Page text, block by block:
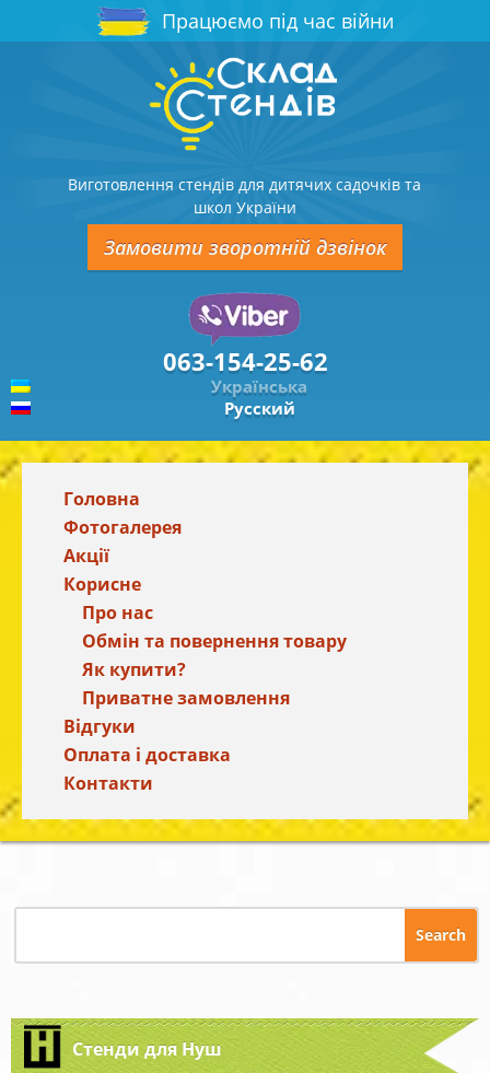
Працюємо під час війни
Виготовлення стендів для дитячих садочків та
школ України
Замовити зворотній дзвінок
063-154-25-62
Українська
Русский
Головна
Фотогалерея
Акції
Корисне
Про нас
Обмін та повернення товару
Як купити?
Приватне замовлення
Відгуки
Оплата і доставка
Контакти
Стенди для Нуш